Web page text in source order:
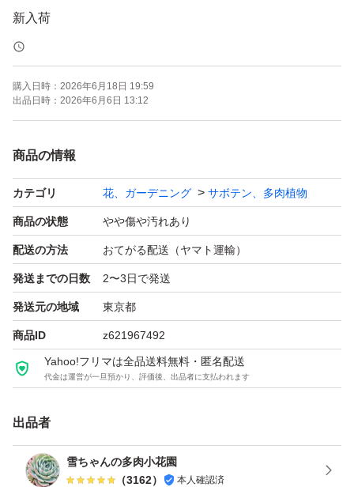
新入荷
多肉植物 アエオニウム
韓国苗 超美苗 紅葉 大苗
ウィッチ 錦 綴化 レア種
植物サイズ：写真でご参照ください。
在庫あり
人気種
とっても綺麗な子です。
内容は現物ですけど、成長中なので、個体差、多少ありま
す。
在庫の中から状態のいい子を発送させて頂きます。
購入日時： 2026年6月18日 19:59
出品日時： 2026年6月6日 13:12
商品の情報
カテゴリ 花、ガーデニング サボテン、多肉植物
商品の状態 やや傷や汚れあり
配送の方法 おてがる配送（ヤマト運輸）
発送までの日数 2〜3日で発送
発送元の地域 東京都
商品ID z621967492
Yahoo!フリマは全品送料無料・匿名配送
代金は運営が一旦預かり、評価後、出品者に支払われます
出品者
雪ちゃんの多肉小花園
（3162） 本人確認済